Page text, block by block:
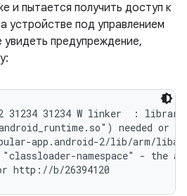
и пытается получить доступ к
устройстве под управлением
предупреждение,
31234 31234 W linker  :
needed or
app.android-2/lib/arm/
"classloader-namespace" - the